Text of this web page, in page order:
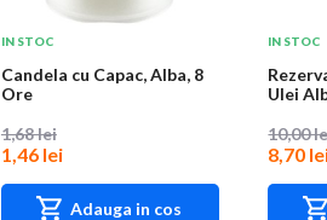
IN STOC
Candela cu Capac, Alba, 8
Ore
1,68 lei
1,46 lei
Adauga in cos
IN STOC
Ulei
10,00
8,70